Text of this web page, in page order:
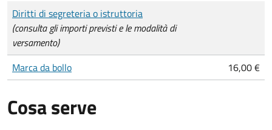
Tipo di pagamento
Importo
Diritti di segreteria o istruttoria
(consulta gli importi previsti e le modalità di
versamento)
Marca da bollo
16,00 €
Cosa serve